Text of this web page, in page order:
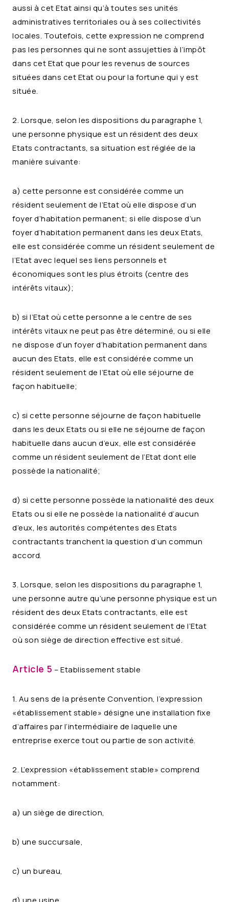
aussi à cet Etat ainsi qu’à toutes ses unités
administratives territoriales ou à ses collectivités
locales. Toutefois, cette expression ne comprend
pas les personnes qui ne sont assujetties à l’impôt
dans cet Etat que pour les revenus de sources
situées dans cet Etat ou pour la fortune qui y est
située.
2. Lorsque, selon les dispositions du paragraphe 1,
une personne physique est un résident des deux
Etats contractants, sa situation est réglée de la
manière suivante:
a) cette personne est considérée comme un
résident seulement de l’Etat où elle dispose d’un
foyer d’habitation permanent; si elle dispose d’un
foyer d’habitation permanent dans les deux Etats,
elle est considérée comme un résident seulement de
l’Etat avec lequel ses liens personnels et
économiques sont les plus étroits (centre des
intérêts vitaux);
b) si l’Etat où cette personne a le centre de ses
intérêts vitaux ne peut pas être déterminé, ou si elle
ne dispose d’un foyer d’habitation permanent dans
aucun des Etats, elle est considérée comme un
résident seulement de l’Etat où elle séjourne de
façon habituelle;
c) si cette personne séjourne de façon habituelle
dans les deux Etats ou si elle ne séjourne de façon
habituelle dans aucun d’eux, elle est considérée
comme un résident seulement de l’Etat dont elle
possède la nationalité;
d) si cette personne possède la nationalité des deux
Etats ou si elle ne possède la nationalité d’aucun
d’eux, les autorités compétentes des Etats
contractants tranchent la question d’un commun
accord.
3. Lorsque, selon les dispositions du paragraphe 1,
une personne autre qu’une personne physique est un
résident des deux Etats contractants, elle est
considérée comme un résident seulement de l’Etat
où son siège de direction effective est situé.
Article 5 – Etablissement stable
1. Au sens de la présente Convention, l’expression
«établissement stable» désigne une installation fixe
d’affaires par l’intermédiaire de laquelle une
entreprise exerce tout ou partie de son activité.
2. L’expression «établissement stable» comprend
notamment:
a) un siège de direction,
b) une succursale,
c) un bureau,